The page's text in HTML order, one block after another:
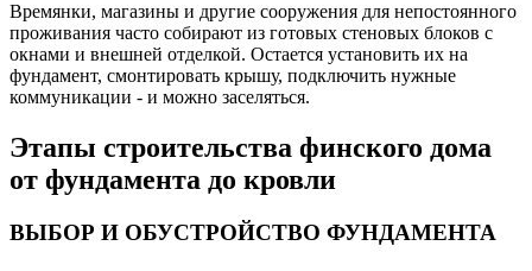
Времянки, магазины и другие сооружения для непостоянного
проживания часто собирают из готовых стеновых блоков с
окнами и внешней отделкой. Остается установить их на
фундамент, смонтировать крышу, подключить нужные
коммуникации - и можно заселяться.
Этапы строительства финского дома
от фундамента до кровли
ВЫБОР И ОБУСТРОЙСТВО ФУНДАМЕНТА